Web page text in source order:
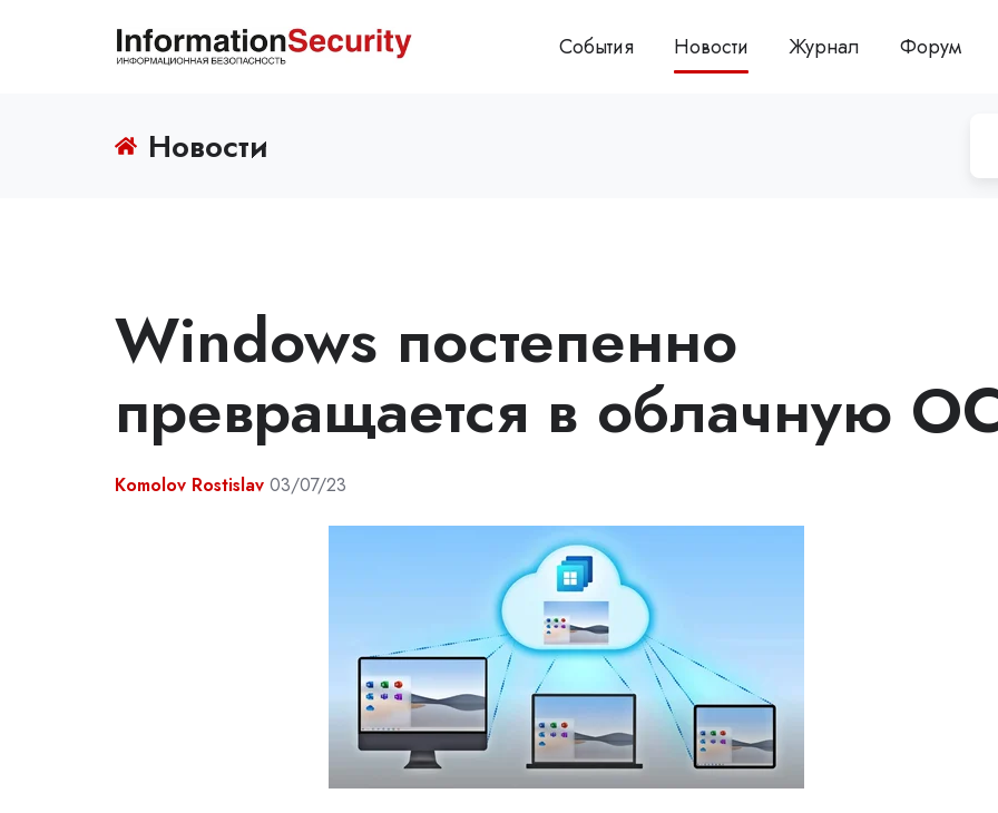
События Новости Журнал Форум
Новости
Windows постепенно
превращается в облачную
Komolov Rostislav 03/07/23